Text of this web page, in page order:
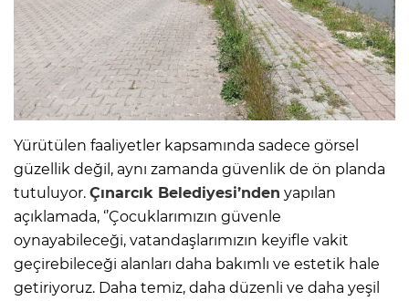
Yürütülen faaliyetler kapsamında sadece görsel
güzellik değil, aynı zamanda güvenlik de ön planda
tutuluyor. Çınarcık Belediyesi’nden yapılan
açıklamada, ‘’Çocuklarımızın güvenle
oynayabileceği, vatandaşlarımızın keyifle vakit
geçirebileceği alanları daha bakımlı ve estetik hale
getiriyoruz. Daha temiz, daha düzenli ve daha yeşil